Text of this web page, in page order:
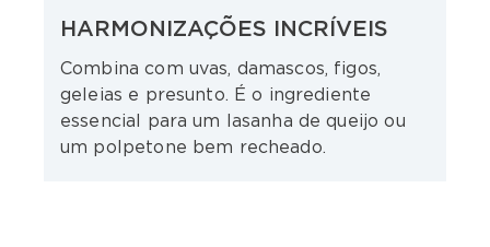
HARMONIZAÇÕES INCRÍVEIS
Combina com uvas, damascos, figos,
geleias e presunto. É o ingrediente
essencial para um lasanha de queijo ou
um polpetone bem recheado.